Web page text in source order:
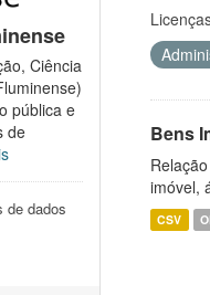
Ciência
pública e
de
de dados
Bens
imóvel,
CSV